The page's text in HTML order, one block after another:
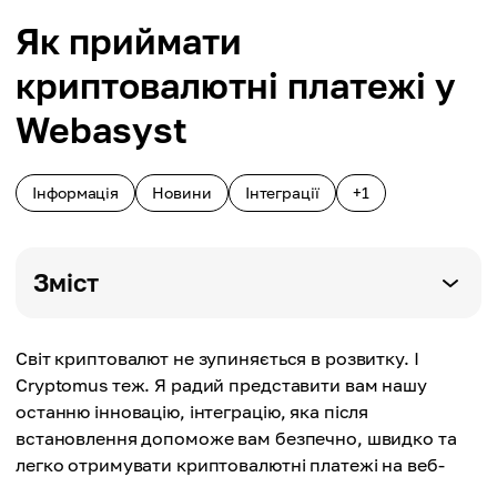
Як приймати
криптовалютні платежі у
Webasyst
Інформація Новини Інтеграції +1
Зміст
Світ криптовалют не зупиняється в розвитку. І
Cryptomus теж. Я радий представити вам нашу
останню інновацію, інтеграцію, яка після
встановлення допоможе вам безпечно, швидко та
легко отримувати криптовалютні платежі на веб-